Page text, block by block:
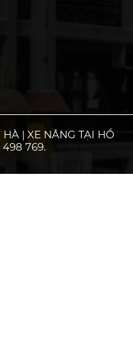
| XE NÂNG TẠI HỒ
769.